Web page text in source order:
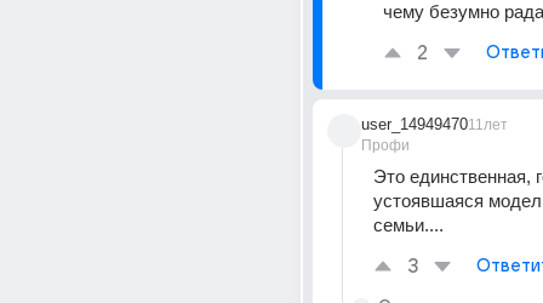
чему безумно рада
2
user_14949470
Профи
11лет
Это единственная,
устоявшаяся
семьи....
3